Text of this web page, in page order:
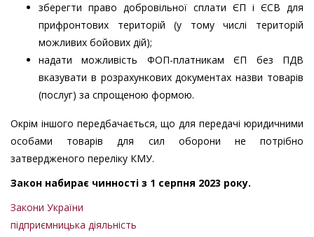
зберегти право добровільної сплати ЄП і ЄСВ для
прифронтових територій (у тому числі територій
можливих бойових дій);
надати можливість ФОП-платникам ЄП без ПДВ
вказувати в розрахункових документах назви товарів
(послуг) за спрощеною формою.
Окрім іншого передбачається, що для передачі юридичними
особами товарів для сил оборони не потрібно
затвердженого переліку КМУ.
Закон набирає чинності з 1 серпня 2023 року.
Закони України
підприємницька діяльність